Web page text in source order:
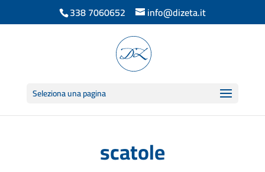
338 7060652 info@dizeta.it
Seleziona una pagina
scatole